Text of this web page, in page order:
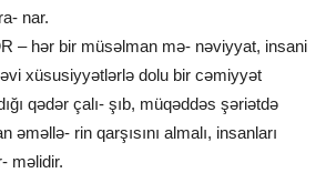
nar.
– hər bir müsəlman mə- nəviyyat, insani
xüsusiyyətlərlə dolu bir cəmiyyət
qədər çalı- şıb, müqəddəs şəriətdə
əməllə- rin qarşısını almalı, insanları
məlidir.